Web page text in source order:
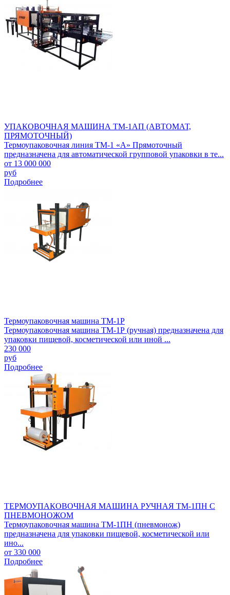
УПАКОВОЧНАЯ МАШИНА ТМ-1АП (АВТОМАТ,
ПРЯМОТОЧНЫЙ)
Термоупаковочная линия ТМ-1 «А» Прямоточный
предназначена для автоматической групповой упаковки в те...
от 13 000 000
руб
Подробнее
Термоупаковочная машина ТМ-1Р
Термоупаковочная машина ТМ-1Р (ручная) предназначена для
упаковки пищевой, косметической или иной ...
230 000
руб
Подробнее
ТЕРМОУПАКОВОЧНАЯ МАШИНА РУЧНАЯ ТМ-1ПН С
ПНЕВМОНОЖОМ
Термоупаковочная машина ТМ-1ПН (пневмонож)
предназначена для упаковки пищевой, косметической или
ино...
от 330 000
Подробнее